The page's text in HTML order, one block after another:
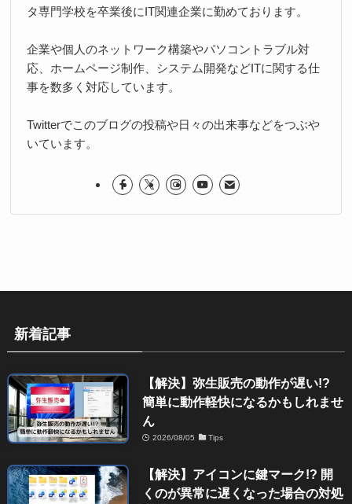
タ専門学校を卒業後にIT関連企業に勤めております。
企業や個人のネットワーク構築やパソコントラブル対
応、ホームページ制作、システム開発などITに関する仕
事を数多く対応しています。
Twitterでこのブログの投稿や日々の出来事などをつぶや
いています。
新着記事
【解決】弥生販売の動作が遅い!?
簡単に動作軽快になるかもしれませ
ん
2026/08/05 Tips
【解決】アイコンに鍵マーク!? 開
くのが異常に遅くなった場合の対処